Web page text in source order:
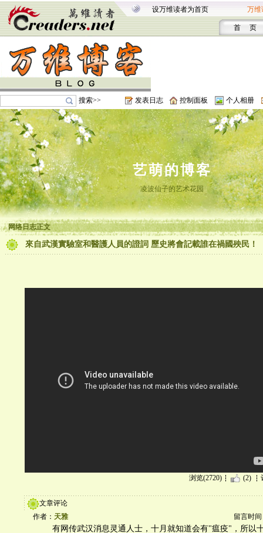
设万维读者为首页 万维
首 页
搜索>> 发表日志 控制面板 个人相册
艺萌的博客
凌波仙子的艺术花园
网络日志正文
來自武漢實驗室和醫護人員的證詞 歷史將會記載誰在禍國殃民！
浏览(2720) (2)
文章评论
作者： 天雅 留言时间
有网传武汉消息灵通人士，十月就知道会有"瘟疫"，所以